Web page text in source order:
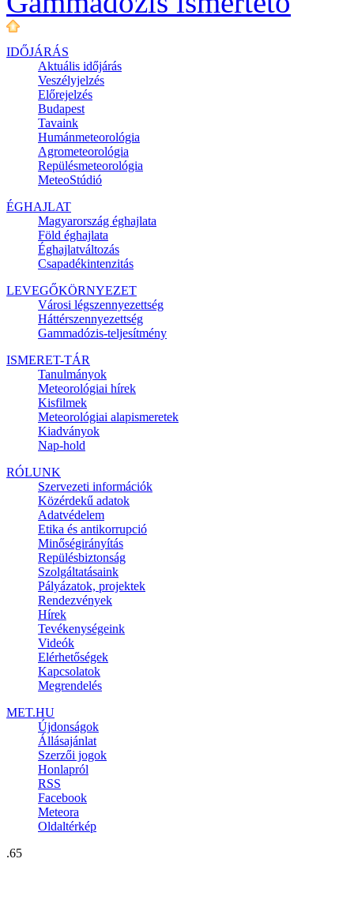
IDŐJÁRÁS
Aktuális időjárás
Veszélyjelzés
Előrejelzés
Budapest
Tavaink
Humánmeteorológia
Agrometeorológia
Repülésmeteorológia
MeteoStúdió
ÉGHAJLAT
Magyarország éghajlata
Föld éghajlata
Éghajlatváltozás
Csapadékintenzitás
LEVEGŐKÖRNYEZET
Városi légszennyezettség
Háttérszennyezettség
Gammadózis-teljesítmény
ISMERET-TÁR
Tanulmányok
Meteorológiai hírek
Kisfilmek
Meteorológiai alapismeretek
Kiadványok
Nap-hold
RÓLUNK
Szervezeti információk
Közérdekű adatok
Adatvédelem
Etika és antikorrupció
Minőségirányítás
Repülésbiztonság
Szolgáltatásaink
Pályázatok, projektek
Rendezvények
Hírek
Tevékenységeink
Videók
Elérhetőségek
Kapcsolatok
Megrendelés
MET.HU
Újdonságok
Állásajánlat
Szerzői jogok
Honlapról
RSS
Facebook
Meteora
Oldaltérkép
.65